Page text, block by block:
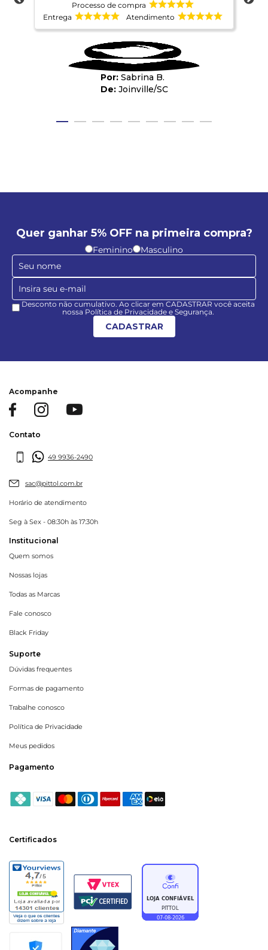
Processo de compra
Entrega
Atendimento
Sabrina B.
Joinville/SC
Quer ganhar 5% OFF na primeira compra?
Feminino Masculino
Desconto não cumulativo. Ao clicar em CADASTRAR você aceita
nossa Política de Privacidade e Segurança.
CADASTRAR
Acompanhe
Contato
49 9936-2490
sac@pittol.com.br
Horário de atendimento
Seg à Sex - 08:30h às 17:30h
Institucional
Quem somos
Nossas lojas
Todas as Marcas
Fale conosco
Black Friday
Suporte
Dúvidas frequentes
Formas de pagamento
Trabalhe conosco
Política de Privacidade
Meus pedidos
Pagamento
Certificados